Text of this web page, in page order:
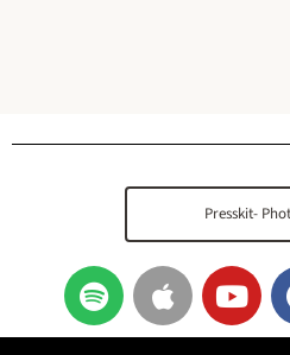
Presskit-